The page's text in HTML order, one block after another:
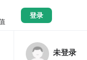
登录
未登录